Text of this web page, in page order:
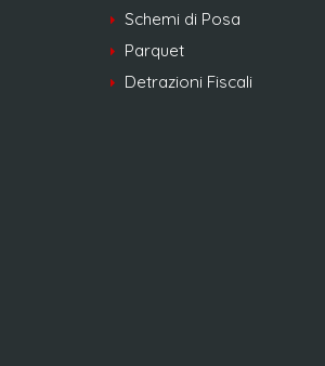
Schemi di Posa
Parquet
Detrazioni Fiscali